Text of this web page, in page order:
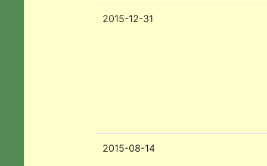
2015-12-31
2015-08-14